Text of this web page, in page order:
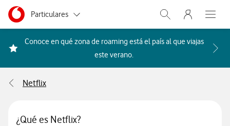
Ir a la pagina principal de vodafone.es
Menu navegación Segmento
Particulares
Autónomos
Grandes empresas
Abrir buscador.
Menu
Abre
Conoce en qué zona de roaming está el país al que viajas
este verano. Acceder a la FAQ Qué
Netflix
¿Qué es Netflix?